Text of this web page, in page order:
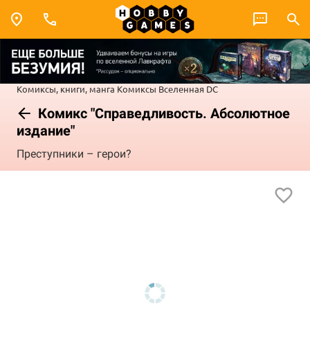
Комиксы, книги, манга Комиксы Вселенная DC
Комикс "Справедливость. Абсолютное
издание"
Преступники – герои?